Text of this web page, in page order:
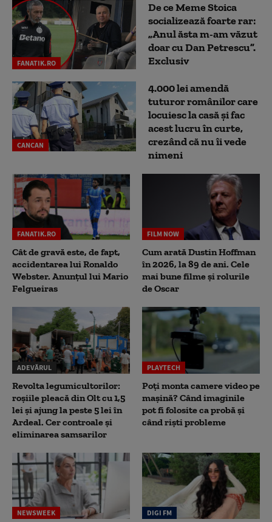
FANATIK.RO
De ce Meme Stoica
socializează foarte rar:
„Anul ăsta m-am văzut
doar cu Dan Petrescu”.
Exclusiv
CANCAN
4.000 lei amendă
tuturor românilor care
locuiesc la casă și fac
acest lucru în curte,
crezând că nu îi vede
nimeni
FANATIK.RO
Cât de gravă este, de fapt,
accidentarea lui Ronaldo
Webster. Anunțul lui Mario
Felgueiras
FILM NOW
Cum arată Dustin Hoffman
în 2026, la 89 de ani. Cele
mai bune filme și rolurile
de Oscar
ADEVĂRUL
Revolta legumicultorilor:
roșiile pleacă din Olt cu 1,5
lei și ajung la peste 5 lei în
Ardeal. Cer controale și
eliminarea samsarilor
PLAYTECH
Poți monta camere video pe
mașină? Când imaginile
pot fi folosite ca probă și
când riști probleme
NEWSWEEK DIGI FM